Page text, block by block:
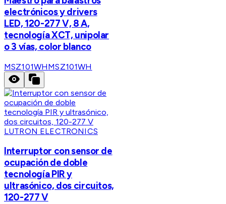
electrónicos y drivers
LED, 120-277 V, 8 A,
tecnología XCT, unipolar
o 3 vías, color blanco
MSZ101WHMSZ101WH
LUTRON ELECTRONICS
Interruptor con sensor de
ocupación de doble
tecnología PIR y
ultrasónico, dos circuitos,
120-277 V